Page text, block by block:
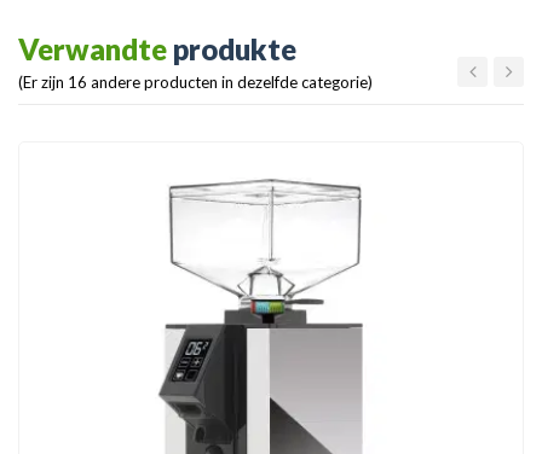
Verwandte produkte
(Er zijn 16 andere producten in dezelfde categorie)